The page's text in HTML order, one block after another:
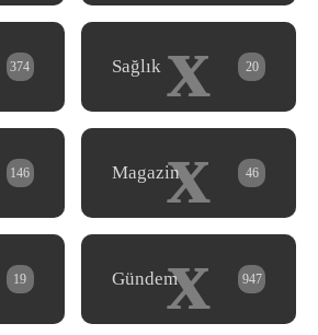
374 x
Sağlık 20
146 x
Magazin 46
19 x
Gündem 947